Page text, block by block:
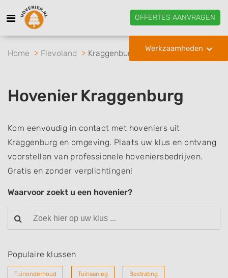
OFFERTES AANVRAGEN
Werkzaamheden
Home Flevoland Kraggenburg
Hovenier Kraggenburg
Kom eenvoudig in contact met hoveniers uit
Kraggenburg en omgeving. Plaats uw klus en ontvang
voorstellen van professionele hoveniersbedrijven.
Gratis en zonder verplichtingen!
Waarvoor zoekt u een hovenier?
Populaire klussen
Tuinonderhoud Tuinaanleg Bestrating